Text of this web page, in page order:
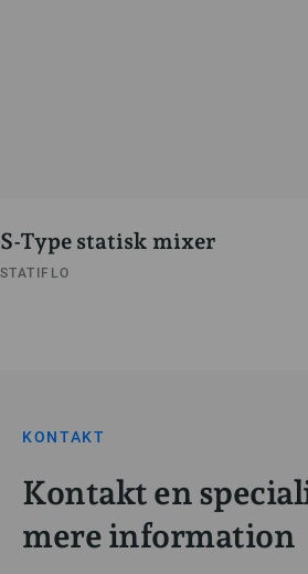
S-Type statisk mixer
STATIFLO
KONTAKT
Kontakt en
mere information